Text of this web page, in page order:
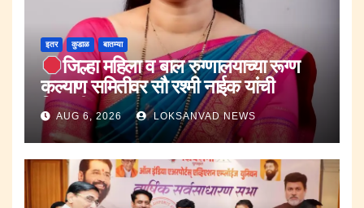
इतर कुडाळ बातम्या
जिल्हा महिला व बाल रुग्णालयाच्या रूग्ण
कल्याण समितीवर सौ रश्मी नाईक यांची
नियुक्ती.
AUG 6, 2026 LOKSANVAD NEWS